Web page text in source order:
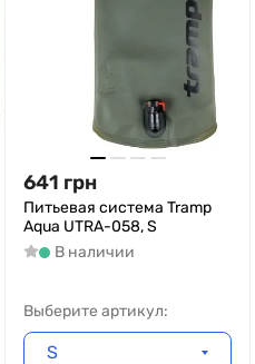
641 грн
Питьевая система Tramp
Aqua UTRA-058, S
В наличии
Выберите артикул:
S